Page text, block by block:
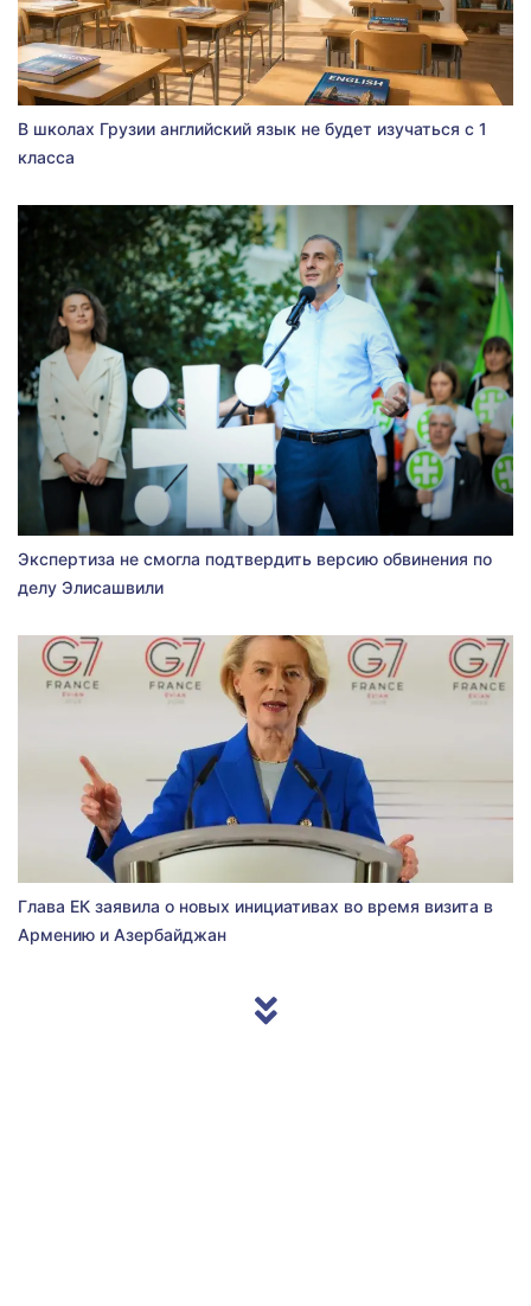
В школах Грузии английский язык не будет изучаться с 1
класса
Экспертиза не смогла подтвердить версию обвинения по
делу Элисашвили
Глава ЕК заявила о новых инициативах во время визита в
Армению и Азербайджан